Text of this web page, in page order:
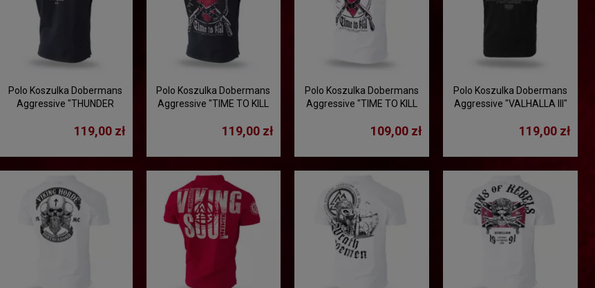
Polo Koszulka Dobermans
Aggressive "THUNDER
czarna119,00 zł
Polo Koszulka Dobermans
Aggressive "TIME TO KILL
119,00 zł
Polo Koszulka Dobermans
Aggressive "TIME TO KILL
109,00 zł
Polo Koszulka Dobermans
Aggressive "VALHALLA III"
119,00 zł